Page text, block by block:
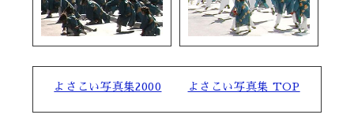
よさこい写真集2000 よさこい写真集 TOP